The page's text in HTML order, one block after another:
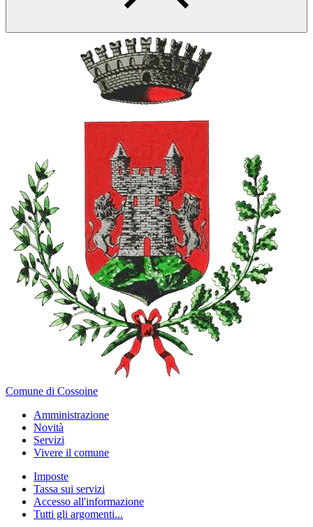
Comune di Cossoine
Amministrazione
Novità
Servizi
Vivere il comune
Imposte
Tassa sui servizi
Accesso all'informazione
Tutti gli argomenti...